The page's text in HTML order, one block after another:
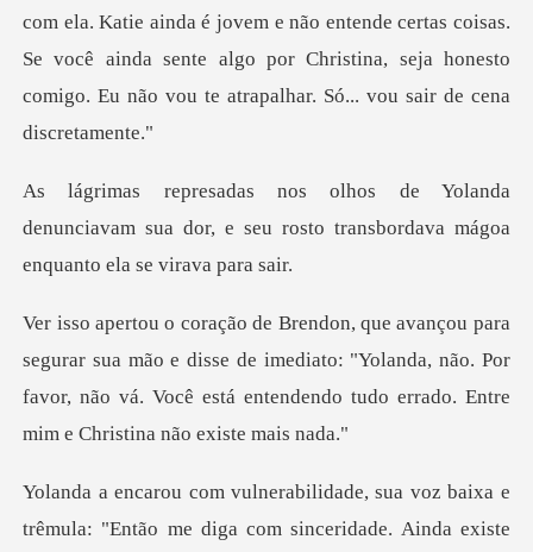
com ela. Katie ainda é jovem e não entende certas coisas.
Se você ainda sente algo por
denunciavam sua dor, e seu rosto transbord
mão e disse de imediato: "Yolanda, não. Por
favor, não vá. Você está
Então me diga com sinceridade. Ainda existe